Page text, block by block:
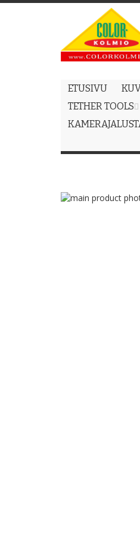
Content
ETUSIVU
TETHER TOOLS
Skip